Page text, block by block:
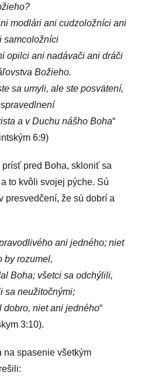
modlári ani cudzoložníci ani
samcoložníci
opilci ani nadávači ani dráči
Božieho.
sa umyli, ale ste posvätení,
a v Duchu nášho Boha“
6:9)
pred Boha, skloniť sa
to kvôli svojej pýche. Sú
presvedčení, že sú dobrí a
ani jedného; niet
by rozumel,
Boha; všetci sa odchýlili,
sa neužitočnými;
dobro, niet ani jedného“
3:10).
na spasenie všetkým